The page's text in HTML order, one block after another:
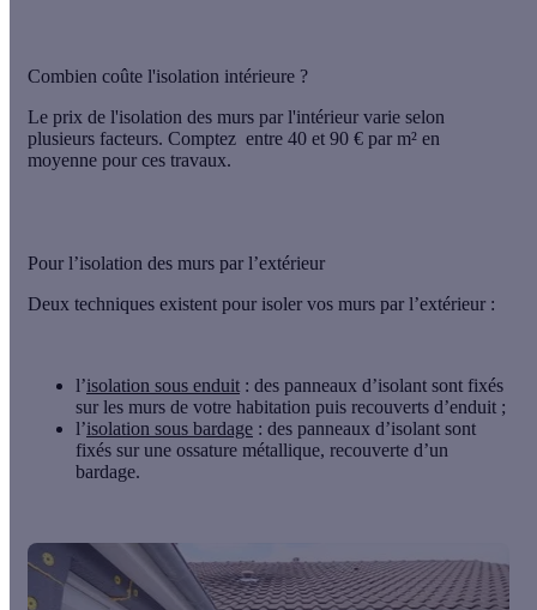
Combien coûte l'isolation intérieure ?
Le prix de l'isolation des murs par l'intérieur varie selon
plusieurs facteurs. Comptez entre 40 et 90 € par m² en
moyenne pour ces travaux.
Pour l’isolation des murs par l’extérieur
Deux techniques existent pour isoler vos murs par l’extérieur :
l’isolation sous enduit : des panneaux d’isolant sont fixés
sur les murs de votre habitation puis recouverts d’enduit ;
l’isolation sous bardage : des panneaux d’isolant sont
fixés sur une ossature métallique, recouverte d’un
bardage.